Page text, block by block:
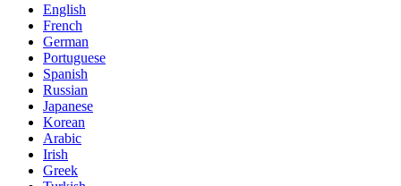
English
French
German
Portuguese
Spanish
Russian
Japanese
Korean
Arabic
Irish
Greek